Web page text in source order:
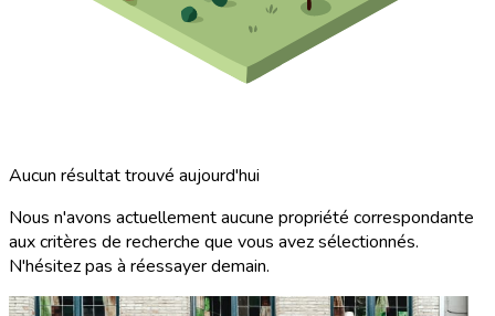
Aucun résultat trouvé aujourd'hui
Nous n'avons actuellement aucune propriété correspondante
aux critères de recherche que vous avez sélectionnés.
N'hésitez pas à réessayer demain.